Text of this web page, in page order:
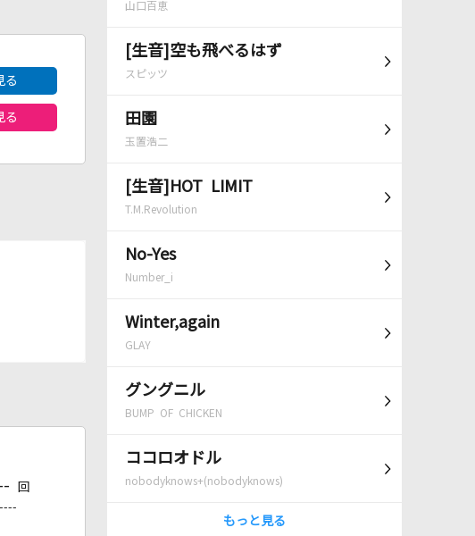
山口百恵
[生音]空も飛べるはず
スピッツ
田園
玉置浩二
[生音]HOT LIMIT
T.M.Revolution
No-Yes
Number_i
Winter,again
GLAY
グングニル
BUMP OF CHICKEN
ココロオドル
nobodyknows+(nobodyknows)
もっと見る
る
る
回
----